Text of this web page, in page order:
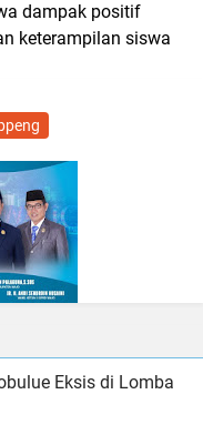
dampak positif
keterampilan siswa
Eksis di Lomba